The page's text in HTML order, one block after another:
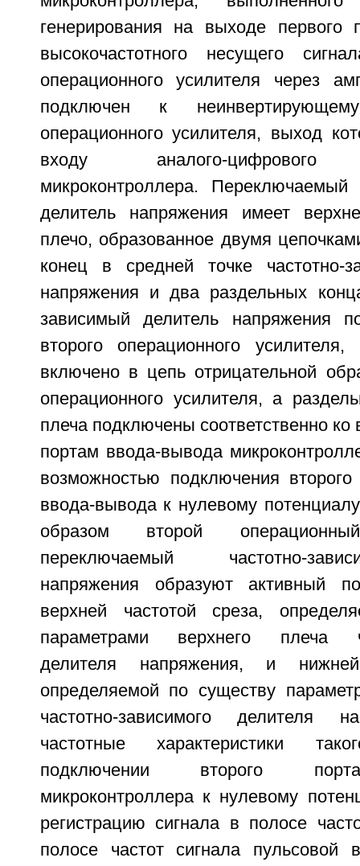
генерирования на выходе первого
высокочастотного несущего
операционного усилителя через
подключен к
операционного усилителя, выход
входу аналого-цифрового
микроконтроллера. Переключаемый
делитель напряжения имеет
плечо, образованное двумя
конец в средней точке частотно-
напряжения и два раздельных
зависимый делитель напряжения
второго операционного
включено в цепь отрицательной
операционного усилителя, а
плеча подключены соответственно ко
портам ввода-вывода
возможностью подключения
ввода-вывода к нулевому
образом второй
переключаемый частотно-
напряжения образуют активный
верхней частотой среза,
параметрами верхнего плеча
делителя напряжения, и
определяемой по существу
частотно-зависимого делителя
частотные характеристики
подключении второго
микроконтроллера к нулевому
регистрацию сигнала в полосе
полосе частот сигнала пульсовой